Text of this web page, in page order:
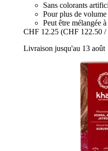
Sans colorants
Pour plus de
Peut être mélangée
CHF 12.25 (CHF 122.50 /
Livraison jusqu'au 13 août